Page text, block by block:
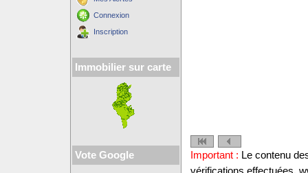
Connexion
Inscription
Immobilier sur carte
Vote Google Important : Le contenu